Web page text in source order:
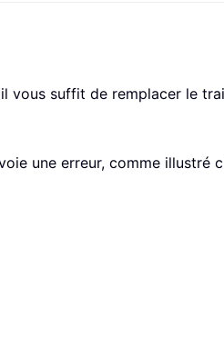
vous suffit de remplacer le
une erreur, comme illustré